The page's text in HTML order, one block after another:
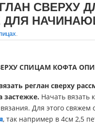
СВЕРХУ
ДЛЯ
.
СПИЦАМ КОФТА
реглан сверху
застежке. Начать вязать
Для этого
, так например в 4см 2,5